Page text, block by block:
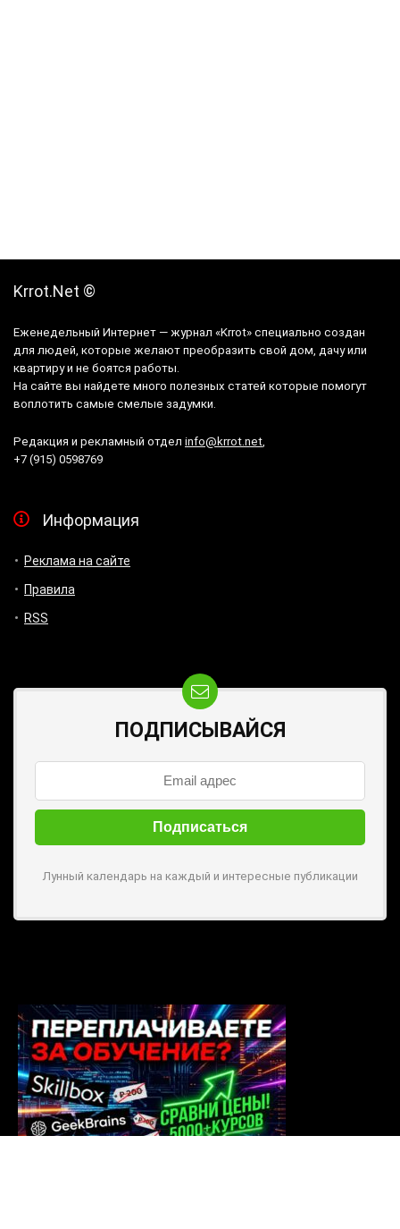
Krrot.Net ©
Еженедельный Интернет — журнал «Krrot» специально создан
для людей, которые желают преобразить свой дом, дачу или
квартиру и не боятся работы.
На сайте вы найдете много полезных статей которые помогут
воплотить самые смелые задумки.
Редакция и рекламный отдел info@krrot.net
+7 (915) 0598769
Информация
Реклама на сайте
Правила
RSS
ПОДПИСЫВАЙСЯ
Лунный календарь на каждый и интересные публикации